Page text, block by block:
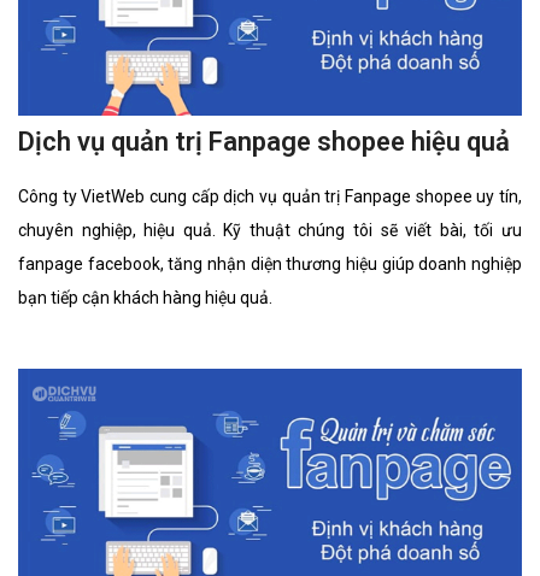
Dịch vụ quản trị Fanpage shopee hiệu quả
Công ty VietWeb cung cấp dịch vụ quản trị Fanpage shopee uy tín,
chuyên nghiệp, hiệu quả. Kỹ thuật chúng tôi sẽ viết bài, tối ưu
fanpage facebook, tăng nhận diện thương hiệu giúp doanh nghiệp
bạn tiếp cận khách hàng hiệu quả.